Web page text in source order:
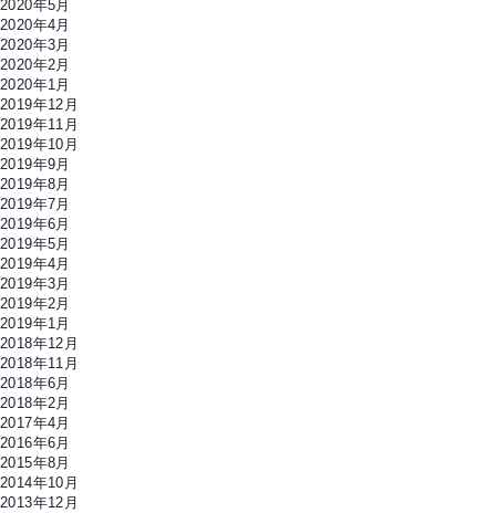
2020年5月
2020年4月
2020年3月
2020年2月
2020年1月
2019年12月
2019年11月
2019年10月
2019年9月
2019年8月
2019年7月
2019年6月
2019年5月
2019年4月
2019年3月
2019年2月
2019年1月
2018年12月
2018年11月
2018年6月
2018年2月
2017年4月
2016年6月
2015年8月
2014年10月
2013年12月